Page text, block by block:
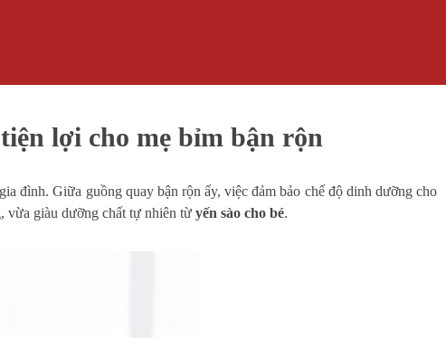
lợi cho mẹ bỉm bận rộn
đình. Giữa guồng quay bận rộn ấy, việc đảm bảo chế độ dinh dưỡng cho
vừa giàu dưỡng chất tự nhiên từ yến sào cho bé.